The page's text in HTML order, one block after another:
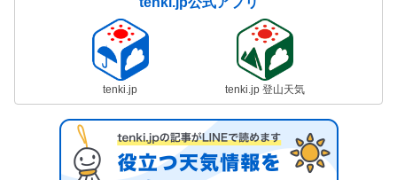
tenki.jp tenki.jp 登山天気